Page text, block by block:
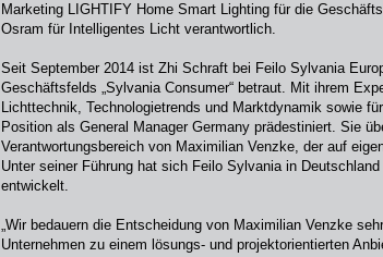
Marketing LIGHTIFY Home Smart Lighting für die
Osram für Intelligentes Licht verantwortlich.
Seit September 2014 ist Zhi Schraft bei Feilo Sylvania
Geschäftsfelds „Sylvania Consumer“ betraut. Mit ihrem
Lichttechnik, Technologietrends und Marktdynamik sowie
Position als General Manager Germany prädestiniert. Sie
Verantwortungsbereich von Maximilian Venzke, der auf
Unter seiner Führung hat sich Feilo Sylvania in
entwickelt.
„Wir bedauern die Entscheidung von Maximilian Venzke
Unternehmen zu einem lösungs- und projektorientierten